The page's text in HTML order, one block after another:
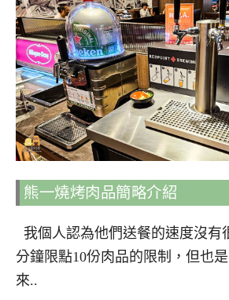
熊一燒烤肉品簡略介紹
我個人認為他們送餐的速度沒有
分鐘限點10份肉品的限制，但也
來..